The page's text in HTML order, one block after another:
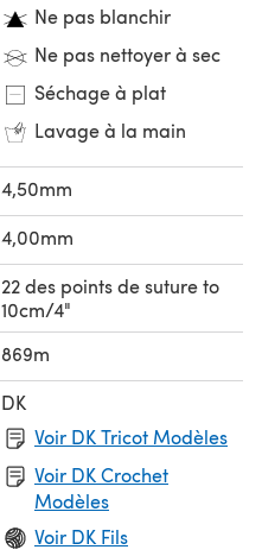
Ne pas blanchir
Ne pas nettoyer à sec
Séchage à plat
Lavage à la main
4,50mm
4,00mm
22 des points de suture to
10cm/4"
869m
DK
Voir DK Tricot Modèles
Voir DK Crochet
Modèles
Voir DK Fils